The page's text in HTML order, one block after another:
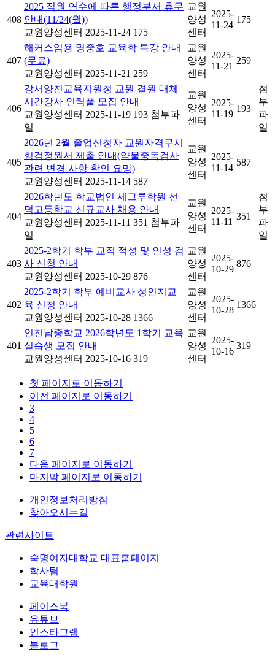
408
2025 직원 연수에 따른 행정부서 휴무
안내(11/24(월))
교원양성센터 2025-11-24 175
교원
양성
센터
2025-
11-24
175
407
해커스임용 명중호 교육학 특강 안내
(무료)
교원양성센터 2025-11-21 259
교원
양성
센터
2025-
11-21
259
406
강서양천교육지원청 교원 결원 대체
시간강사 인력풀 모집 안내
교원양성센터 2025-11-19 193 첨부파
일
교원
양성
센터
2025-
11-19
193
첨
부
파
일
405
2026년 2월 졸업신청자 교원자격무시
험검정원서 제출 안내(약물중독검사
관련 변경 사항 확인 요망)
교원양성센터 2025-11-14 587
교원
양성
센터
2025-
11-14
587
404
2026학년도 학교법인 세그루학원 선
덕고등학교 신규교사 채용 안내
교원양성센터 2025-11-11 351 첨부파
일
교원
양성
센터
2025-
11-11
351
첨
부
파
일
403
2025-2학기 학부 교직 적성 및 인성 검
사 신청 안내
교원양성센터 2025-10-29 876
교원
양성
센터
2025-
10-29
876
402
2025-2학기 학부 예비교사 성인지교
육 신청 안내
교원양성센터 2025-10-28 1366
교원
양성
센터
2025-
10-28
1366
401
인천남중학교 2026학년도 1학기 교육
실습생 모집 안내
교원양성센터 2025-10-16 319
교원
양성
센터
2025-
10-16
319
첫 페이지로 이동하기
이전 페이지로 이동하기
3
4
5
6
7
다음 페이지로 이동하기
마지막 페이지로 이동하기
개인정보처리방침
찾아오시는길
관련사이트
숙명여자대학교 대표홈페이지
학사팀
교육대학원
페이스북
유튜브
인스타그램
블로그